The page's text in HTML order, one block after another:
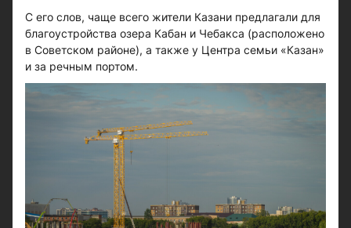
С его слов, чаще всего жители Казани предлагали для
благоустройства озера Кабан и Чебакса (расположено
в Советском районе), а также у Центра семьи «Казан»
и за речным портом.